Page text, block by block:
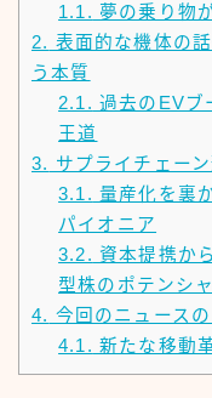
1.1. 夢の乗り物
2. 表面的な機体の
う本質
2.1. 過去のEVブ
王道
3. サプライチェー
3.1. 量産化を裏
パイオニア
3.2. 資本提携か
型株のポテンシ
4. 今回のニュース
4.1. 新たな移動